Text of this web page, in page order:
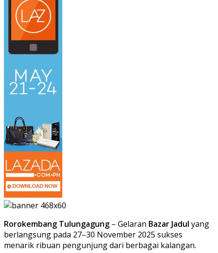
Rorokembang Tulungagung – Gelaran Bazar Jadul yang
berlangsung pada 27–30 November 2025 sukses
menarik ribuan pengunjung dari berbagai kalangan.